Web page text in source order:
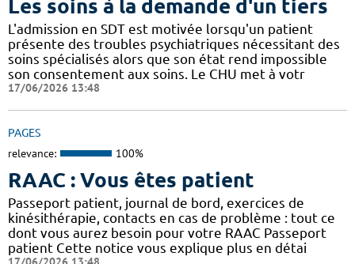
Les soins à la demande d'un tiers
L'admission en SDT est motivée lorsqu'un patient
présente des troubles psychiatriques nécessitant des
soins spécialisés alors que son état rend impossible
son consentement aux soins. Le CHU met à votr
17/06/2026 13:48
PAGES
relevance: 100%
RAAC : Vous êtes patient
Passeport patient, journal de bord, exercices de
kinésithérapie, contacts en cas de problème : tout ce
dont vous aurez besoin pour votre RAAC Passeport
patient Cette notice vous explique plus en détai